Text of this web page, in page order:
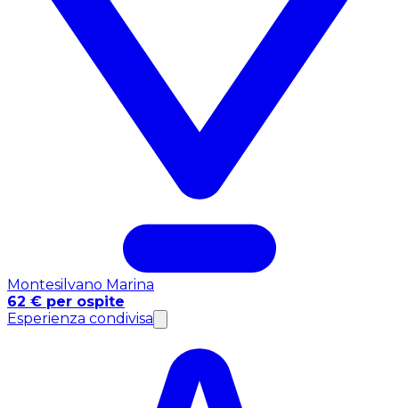
Montesilvano Marina
62 € per ospite
Esperienza condivisa